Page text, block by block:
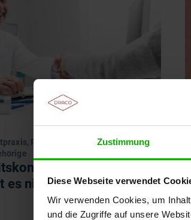
Zustimmung
Diese Webseite verwendet
Wir verwenden Cookies, um
und die Zugriffe auf unsere
Pflegekräfte, Apotheke,
Vielen
es nicht leicht, sie zu